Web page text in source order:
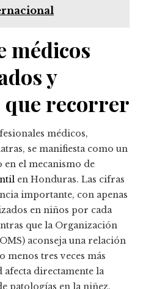
médicos
y
que recorrer
médicos,
se manifiesta como un
el mecanismo de
en Honduras. Las cifras
importante, con apenas
en niños por cada
que la Organización
aconseja una relación
menos tres veces más
afecta directamente la
patologías en la niñez.